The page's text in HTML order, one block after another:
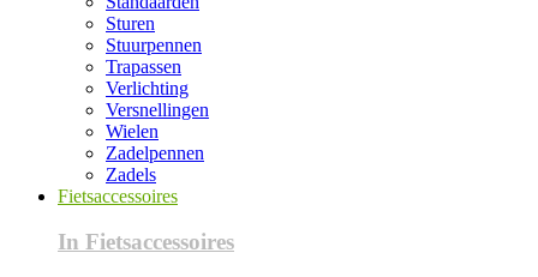
Sturen
Stuurpennen
Trapassen
Verlichting
Versnellingen
Wielen
Zadelpennen
Zadels
Fietsaccessoires
In Fietsaccessoires